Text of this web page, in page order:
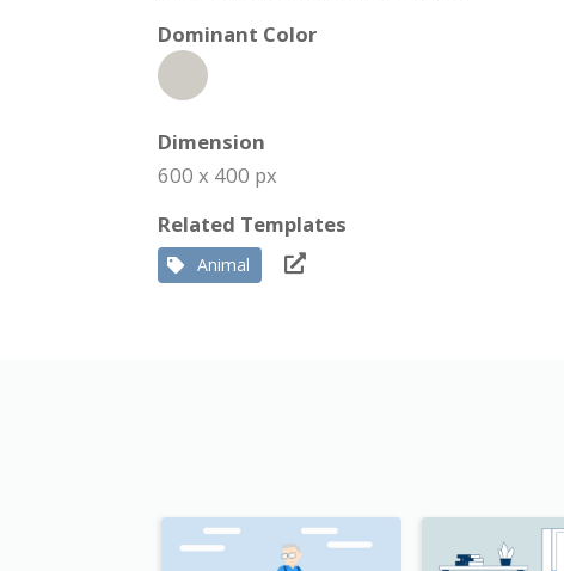
Dominant Color
Dimension
600 x 400 px
Related Templates
Animal